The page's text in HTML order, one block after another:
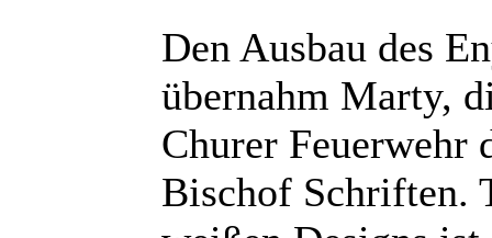
Den Ausbau des
übernahm Marty,
Churer Feuerwehr
Bischof Schriften.